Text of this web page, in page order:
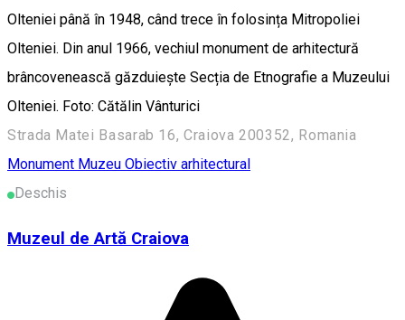
Olteniei până în 1948, când trece în folosința Mitropoliei
Olteniei. Din anul 1966, vechiul monument de arhitectură
brâncovenească găzduiește Secția de Etnografie a Muzeului
Olteniei. Foto: Cătălin Vânturici
Strada Matei Basarab 16, Craiova 200352, Romania
Monument Muzeu Obiectiv arhitectural
Deschis
Muzeul de Artă Craiova